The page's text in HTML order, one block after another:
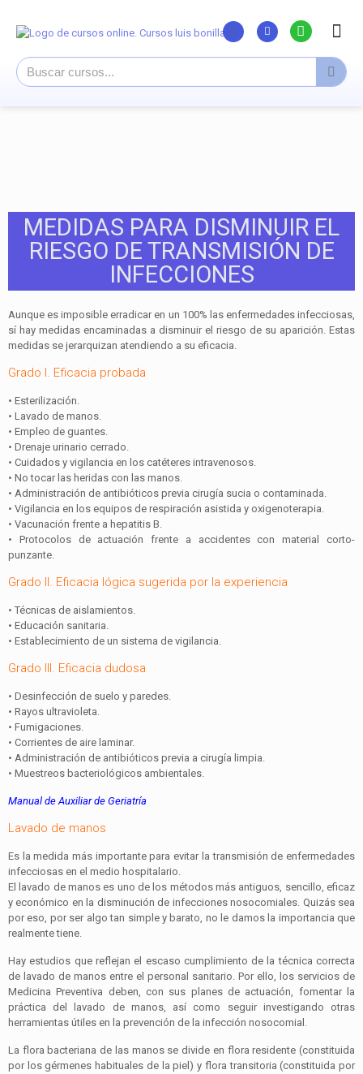
MEDIDAS PARA DISMINUIR EL
RIESGO DE TRANSMISIÓN DE
INFECCIONES
Aunque es imposible erradicar en un 100% las enfermedades infecciosas,
sí hay medidas encaminadas a disminuir el riesgo de su aparición. Estas
medidas se jerarquizan atendiendo a su eficacia.
Grado I. Eficacia probada
• Esterilización.
• Lavado de manos.
• Empleo de guantes.
• Drenaje urinario cerrado.
• Cuidados y vigilancia en los catéteres intravenosos.
• No tocar las heridas con las manos.
• Administración de antibióticos previa cirugía sucia o contaminada.
• Vigilancia en los equipos de respiración asistida y oxigenoterapia.
• Vacunación frente a hepatitis B.
• Protocolos de actuación frente a accidentes con material corto-
punzante.
Grado II. Eficacia lógica sugerida por la experiencia
• Técnicas de aislamientos.
• Educación sanitaria.
• Establecimiento de un sistema de vigilancia.
Grado III. Eficacia dudosa
• Desinfección de suelo y paredes.
• Rayos ultravioleta.
• Fumigaciones.
• Corrientes de aire laminar.
• Administración de antibióticos previa a cirugía limpia.
• Muestreos bacteriológicos ambientales.
Manual de Auxiliar de Geriatría
Lavado de manos
Es la medida más importante para evitar la transmisión de enfermedades
infecciosas en el medio hospitalario.
El lavado de manos es uno de los métodos más antiguos, sencillo, eficaz
y económico en la disminución de infecciones nosocomiales. Quizás sea
por eso, por ser algo tan simple y barato, no le damos la importancia que
realmente tiene.
Hay estudios que reflejan el escaso cumplimiento de la técnica correcta
de lavado de manos entre el personal sanitario. Por ello, los servicios de
Medicina Preventiva deben, con sus planes de actuación, fomentar la
práctica del lavado de manos, así como seguir investigando otras
herramientas útiles en la prevención de la infección nosocomial.
La flora bacteriana de las manos se divide en flora residente (constituida
por los gérmenes habituales de la piel) y flora transitoria (constituida por